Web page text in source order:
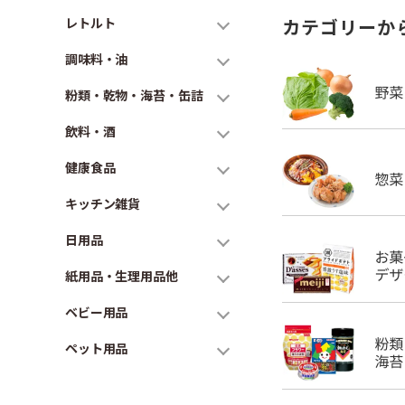
レトルト
調味料・油
粉類・乾物・海苔・缶詰
飲料・酒
健康食品
キッチン雑貨
日用品
紙用品・生理用品他
ベビー用品
ペット用品
カテゴリーか